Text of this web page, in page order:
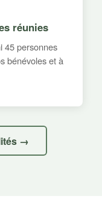
réunies
45 personnes
bénévoles et à
→